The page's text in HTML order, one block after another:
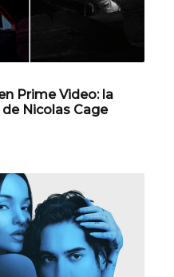
Prime Video: la
Nicolas Cage